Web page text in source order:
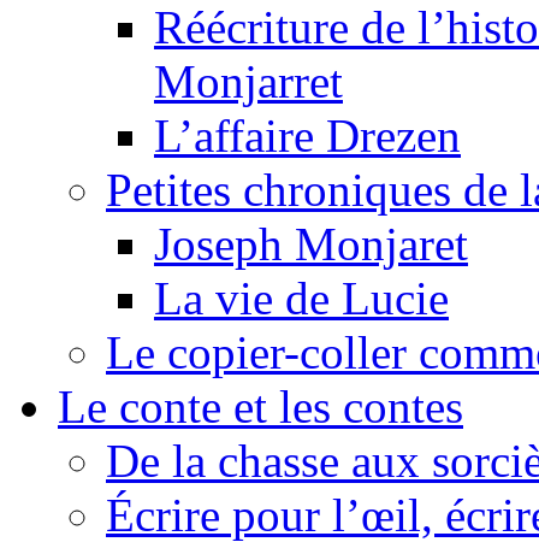
Réécriture de
Monjarret
L’affaire Drezen
Petites chroniques de
Joseph Monjaret
La vie de Lucie
Le copier-coller
Le conte et les contes
De la chasse aux
Écrire pour l’œil,